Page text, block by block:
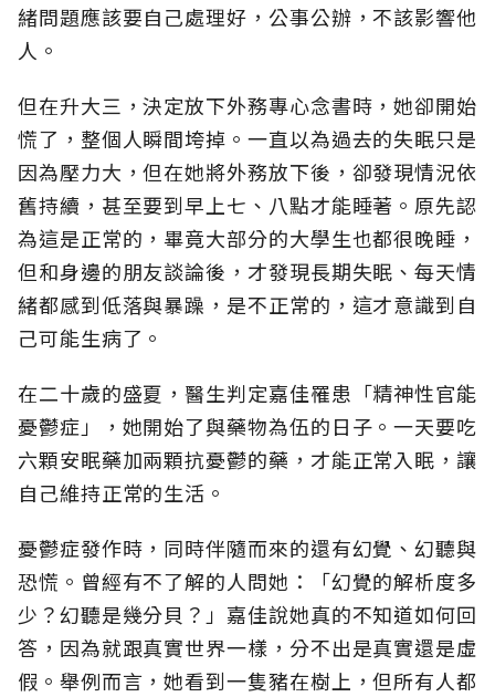
緒問題應該要自己處理好，公事公辦，不該影響他
人。
但在升大三，決定放下外務專心念書時，她卻開始
慌了，整個人瞬間垮掉。一直以為過去的失眠只是
因為壓力大，但在她將外務放下後，卻發現情況依
舊持續，甚至要到早上七、八點才能睡著。原先認
為這是正常的，畢竟大部分的大學生也都很晚睡，
但和身邊的朋友談論後，才發現長期失眠、每天情
緒都感到低落與暴躁，是不正常的，這才意識到自
己可能生病了。
在二十歲的盛夏，醫生判定嘉佳罹患「精神性官能
憂鬱症」，她開始了與藥物為伍的日子。一天要吃
六顆安眠藥加兩顆抗憂鬱的藥，才能正常入眠，讓
自己維持正常的生活。
憂鬱症發作時，同時伴隨而來的還有幻覺、幻聽與
恐慌。曾經有不了解的人問她：「幻覺的解析度多
少？幻聽是幾分貝？」嘉佳說她真的不知道如何回
答，因為就跟真實世界一樣，分不出是真實還是虛
假。舉例而言，她看到一隻豬在樹上，但所有人都